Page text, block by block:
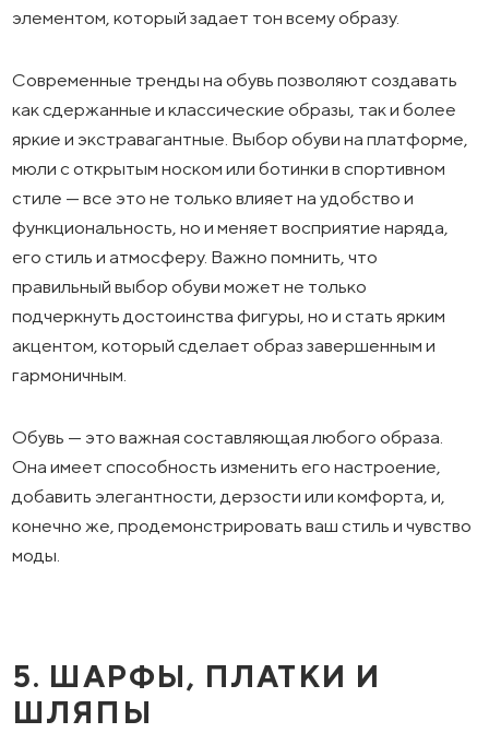
элементом, который задает тон всему образу.
Современные тренды на обувь позволяют создавать
как сдержанные и классические образы, так и более
яркие и экстравагантные. Выбор обуви на платформе,
мюли с открытым носком или ботинки в спортивном
стиле — все это не только влияет на удобство и
функциональность, но и меняет восприятие наряда,
его стиль и атмосферу. Важно помнить, что
правильный выбор обуви может не только
подчеркнуть достоинства фигуры, но и стать ярким
акцентом, который сделает образ завершенным и
гармоничным.
Обувь — это важная составляющая любого образа.
Она имеет способность изменить его настроение,
добавить элегантности, дерзости или комфорта, и,
конечно же, продемонстрировать ваш стиль и чувство
моды.
5. ШАРФЫ, ПЛАТКИ И
ШЛЯПЫ